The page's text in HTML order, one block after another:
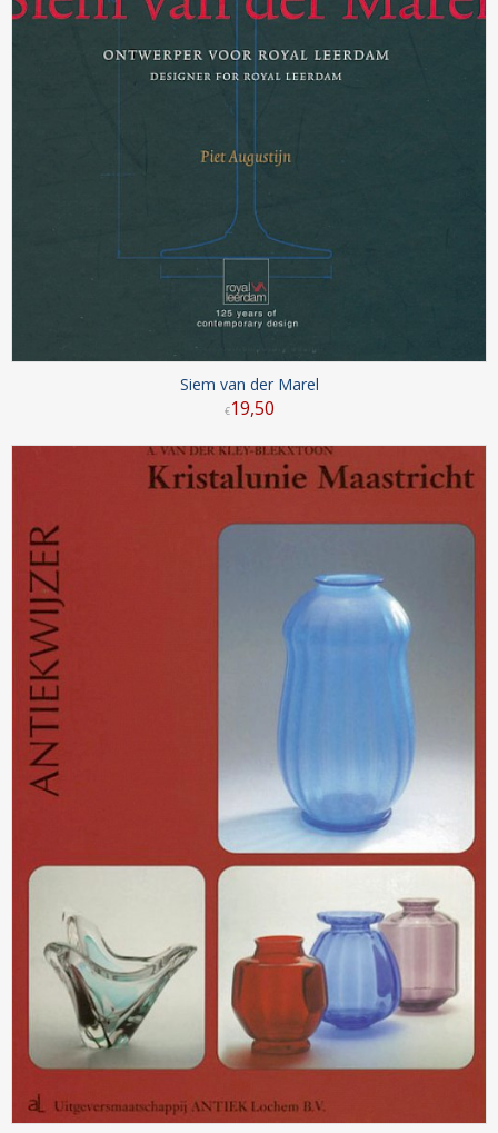
Siem van der Marel
€19,50